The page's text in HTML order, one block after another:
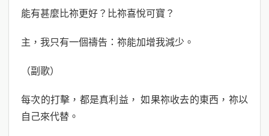
能有甚麼比祢更好？比祢喜悅可寶？
主，我只有一個禱告：祢能加增我減少。
（副歌）
每次的打擊，都是真利益， 如果祢收去的東西，祢以
自己來代替。